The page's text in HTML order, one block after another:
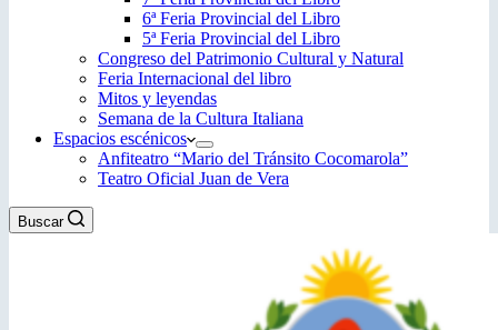
6ª Feria Provincial del Libro
5ª Feria Provincial del Libro
Congreso del Patrimonio Cultural y Natural
Feria Internacional del libro
Mitos y leyendas
Semana de la Cultura Italiana
Espacios escénicos
Anfiteatro “Mario del Tránsito Cocomarola”
Teatro Oficial Juan de Vera
Buscar